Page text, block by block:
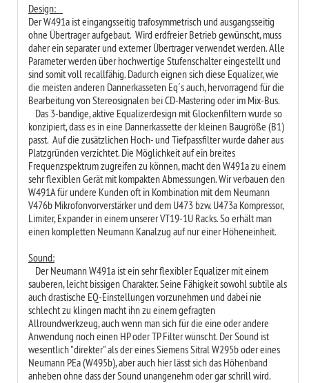
Design:
Der W491a ist eingangsseitig trafosymmetrisch und ausgangsseitig
ohne Übertrager aufgebaut. Wird erdfreier Betrieb gewünscht, muss
daher ein separater und externer Übertrager verwendet werden. Alle
Parameter werden über hochwertige Stufenschalter eingestellt und
sind somit voll recallfähig. Dadurch eignen sich diese Equalizer, wie
die meisten anderen Dannerkasseten Eq´s auch, hervorragend für die
Bearbeitung von Stereosignalen bei CD-Mastering oder im Mix-Bus.
Das 3-bandige, aktive Equalizerdesign mit Glockenfiltern wurde so
konzipiert, dass es in eine Dannerkassette der kleinen Baugröße (B1)
passt. Auf die zusätzlichen Hoch- und Tiefpassfilter wurde daher aus
Platzgründen verzichtet. Die Möglichkeit auf ein breites
Frequenzspektrum zugreifen zu können, macht den W491a zu einem
sehr flexiblen Gerät mit kompakten Abmessungen. Wir verbauen den
W491A für undere Kunden oft in Kombination mit dem Neumann
V476b Mikrofonvorverstärker und dem U473 bzw. U473a Kompressor,
Limiter, Expander in einem unserer VT19-1U Racks. So erhält man
einen kompletten Neumann Kanalzug auf nur einer Höheneinheit.
Sound:
Der Neumann W491a ist ein sehr flexibler Equalizer mit einem
sauberen, leicht bissigen Charakter. Seine Fähigkeit sowohl subtile als
auch drastische EQ-Einstellungen vorzunehmen und dabei nie
schlecht zu klingen macht ihn zu einem gefragten
Allroundwerkzeug, auch wenn man sich für die eine oder andere
Anwendung noch einen HP oder TP Filter wünscht. Der Sound ist
wesentlich "direkter" als der eines Siemens Sitral W295b oder eines
Neumann PEa (W495b), aber auch hier lässt sich das Höhenband
anheben ohne dass der Sound unangenehm oder gar schrill wird.